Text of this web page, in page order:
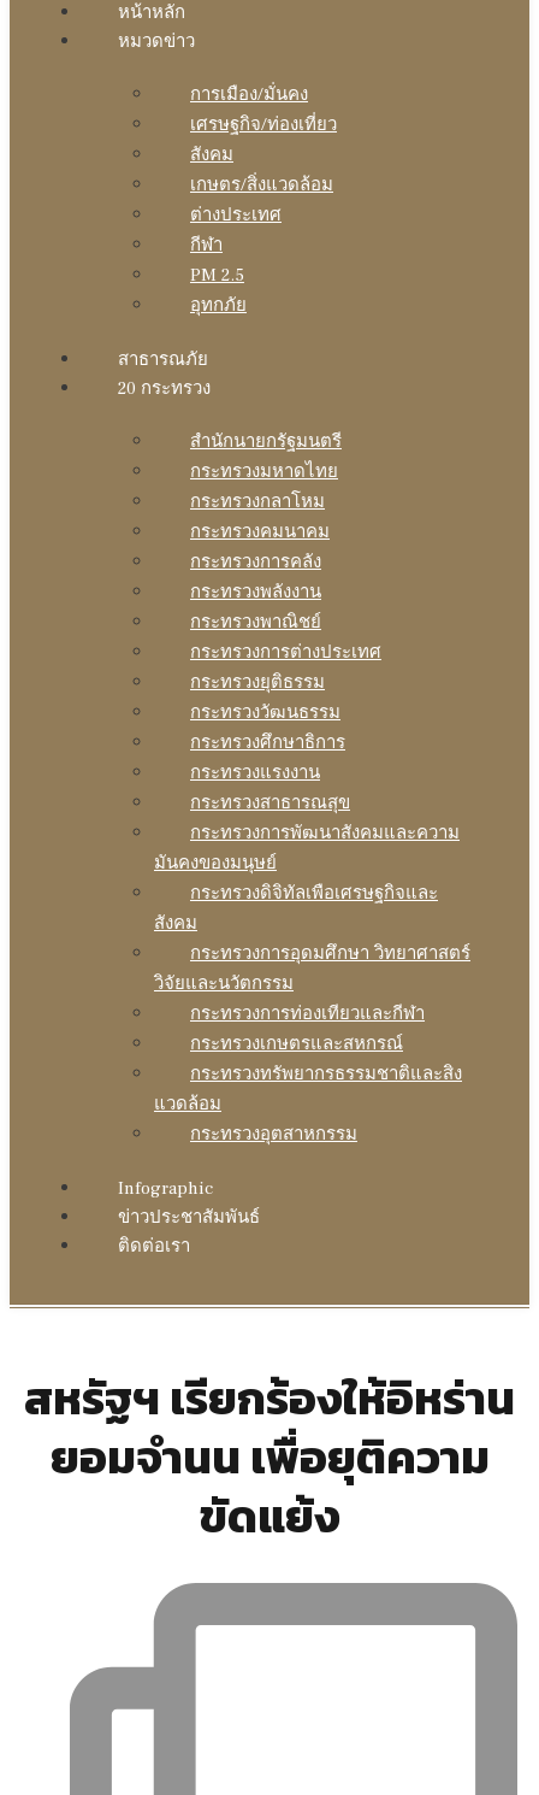
หน้าหลัก
หมวดข่าว
การเมือง/มั่นคง
เศรษฐกิจ/ท่องเที่ยว
สังคม
เกษตร/สิ่งแวดล้อม
ต่างประเทศ
กีฬา
PM 2.5
อุทกภัย
สาธารณภัย
20 กระทรวง
สํานักนายกรัฐมนตรี
กระทรวงมหาดไทย
กระทรวงกลาโหม
กระทรวงคมนาคม
กระทรวงการคลัง
กระทรวงพลังงาน
กระทรวงพาณิชย์
กระทรวงการต่างประเทศ
กระทรวงยุติธรรม
กระทรวงวัฒนธรรม
กระทรวงศึกษาธิการ
กระทรวงแรงงาน
กระทรวงสาธารณสุข
กระทรวงการพัฒนาสังคมและความ
มันคงของมนุษย์
กระทรวงดิจิทัลเพือเศรษฐกิจและ
สังคม
กระทรวงการอุดมศึกษา วิทยาศาสตร์
วิจัยและนวัตกรรม
กระทรวงการท่องเทียวและกีฬา
กระทรวงเกษตรและสหกรณ์
กระทรวงทรัพยากรธรรมชาติและสิง
แวดล้อม
กระทรวงอุตสาหกรรม
Infographic
ข่าวประชาสัมพันธ์
ติดต่อเรา
สหรัฐฯ เรียกร้องให้อิหร่าน
ยอมจำนน เพื่อยุติความ
ขัดแย้ง